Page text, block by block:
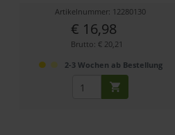
Artikelnummer: 12280130
€ 16,98
Brutto: € 20,21
2-3 Wochen ab Bestellung